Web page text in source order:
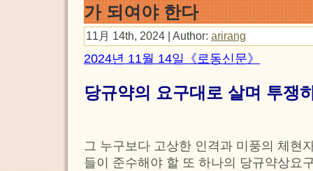
가 되여야 한다
11月 14th, 2024 | Author: arirang
2024년 11월 14일《로동신문》
당규약의 요구대로 살며 투쟁
그 누구보다 고상한 인격과 미풍의 체현
들이 준수해야 할 또 하나의 당규약상요